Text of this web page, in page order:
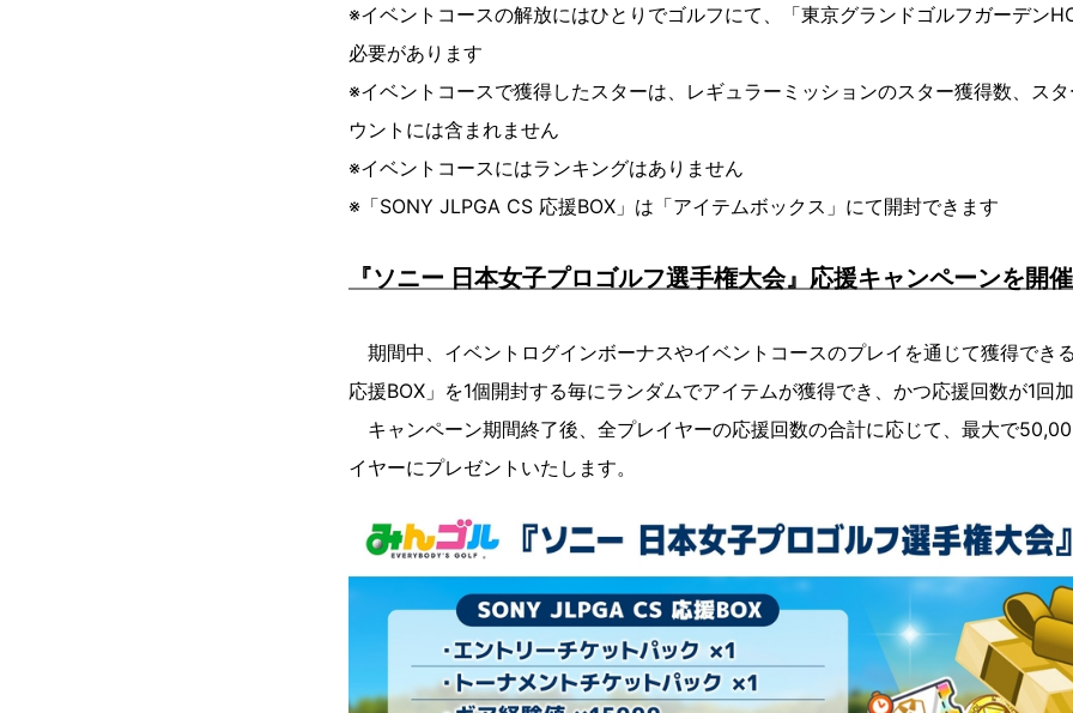
※イベントコースの解放にはひとりでゴルフにて、「東京グランドゴルフガーデン
必要があります
※イベントコースで獲得したスターは、レギュラーミッションのスター獲得数、ス
ウントには含まれません
※イベントコースにはランキングはありません
※「SONY JLPGA CS 応援BOX」は「アイテムボックス」にて開封できます
『ソニー 日本女子プロゴルフ選手権大会』応援キャンペーンを開
期間中、イベントログインボーナスやイベントコースのプレイを通じて獲得でき
応援BOX」を1個開封する毎にランダムでアイテムが獲得でき、かつ応援回数が1回
キャンペーン期間終了後、全プレイヤーの応援回数の合計に応じて、最大で
イヤーにプレゼントいたします。